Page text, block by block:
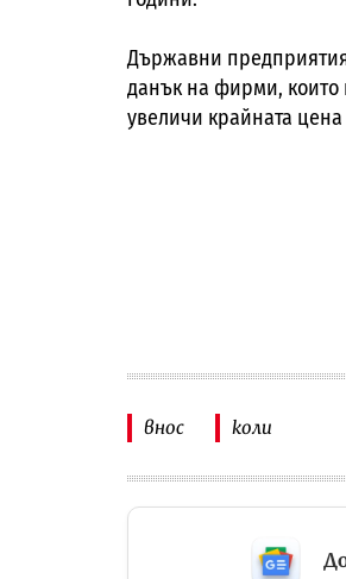
Държавни
данък на фирми, които
увеличи крайната
внос коли